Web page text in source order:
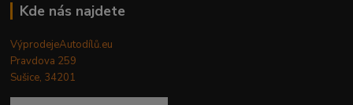
Kde nás najdete
VýprodejeAutodílů.eu
Pravdova 259
Sušice, 34201